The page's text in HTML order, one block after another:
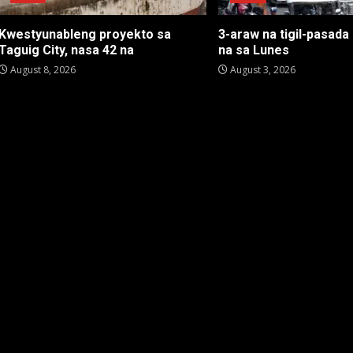
proyekto sa
City, nasa 42 na
August 8, 2026
3-araw na tigil-pasada
na sa Lunes
August 3, 2026